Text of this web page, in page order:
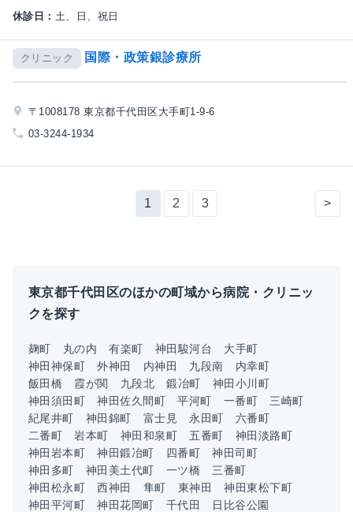
休診日： 土、日、祝日
クリニック 国際・政策銀診療所
〒1008178 東京都千代田区大手町1-9-6
03-3244-1934
1 2 3 >
東京都千代田区のほかの町域から病院・クリニッ
クを探す
麹町 丸の内 有楽町 神田駿河台
大手町
神田神保町
外神田 内神田 九段南
内幸町
飯田橋
霞が関 九段北 鍛冶町
神田小川町
神田須田町
神田佐久間町 平河町 一番町
三崎町
紀尾井町
神田錦町 富士見 永田町
六番町
二番町
岩本町 神田和泉町 五番町
神田淡路町
神田岩本町
神田鍛冶町 四番町
神田司町
神田多町
神田美土代町 一ツ橋
三番町
神田松永町
西神田 隼町 東神田
神田東松下町
神田平河町
神田花岡町 千代田 日比谷公園